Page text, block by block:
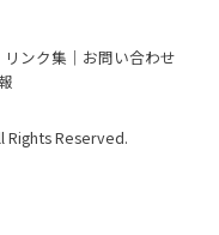
リンク集
お問い合わせ
Rights Reserved.